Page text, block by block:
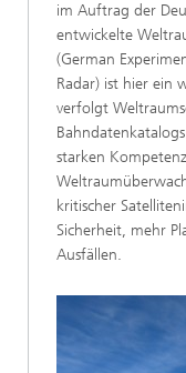
im Auftrag der
entwickelte
(German
Radar) ist hier ein
verfolgt
starken
kritischer
Sicherheit, mehr
Ausfällen.